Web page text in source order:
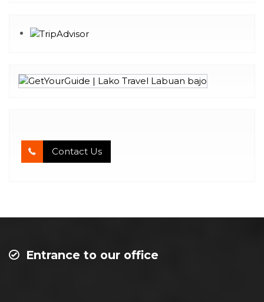
Contact Us
Entrance to our office